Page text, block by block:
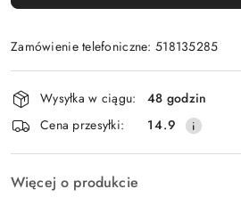
Zamówienie telefoniczne: 518135285
Wyślij
Dostępność
i
dostawa
Wysyłka w ciągu:
48 godzin
Cena przesyłki:
14.9
Więcej o produkcie